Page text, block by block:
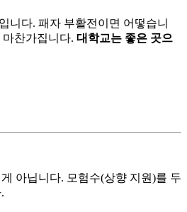
니다. 패자 부활전이면 어떻습니
찬가집니다. 대학교는 좋은 곳으
아닙니다. 모험수(상향 지원)를 두